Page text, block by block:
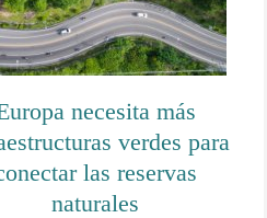
necesita más
verdes para
las reservas
naturales